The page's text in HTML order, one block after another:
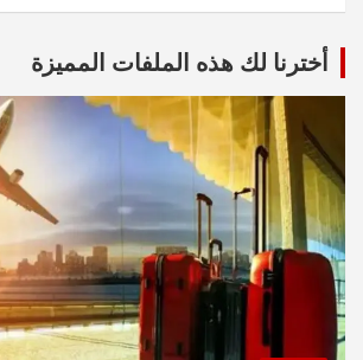
أخترنا لك هذه الملفات المميزة